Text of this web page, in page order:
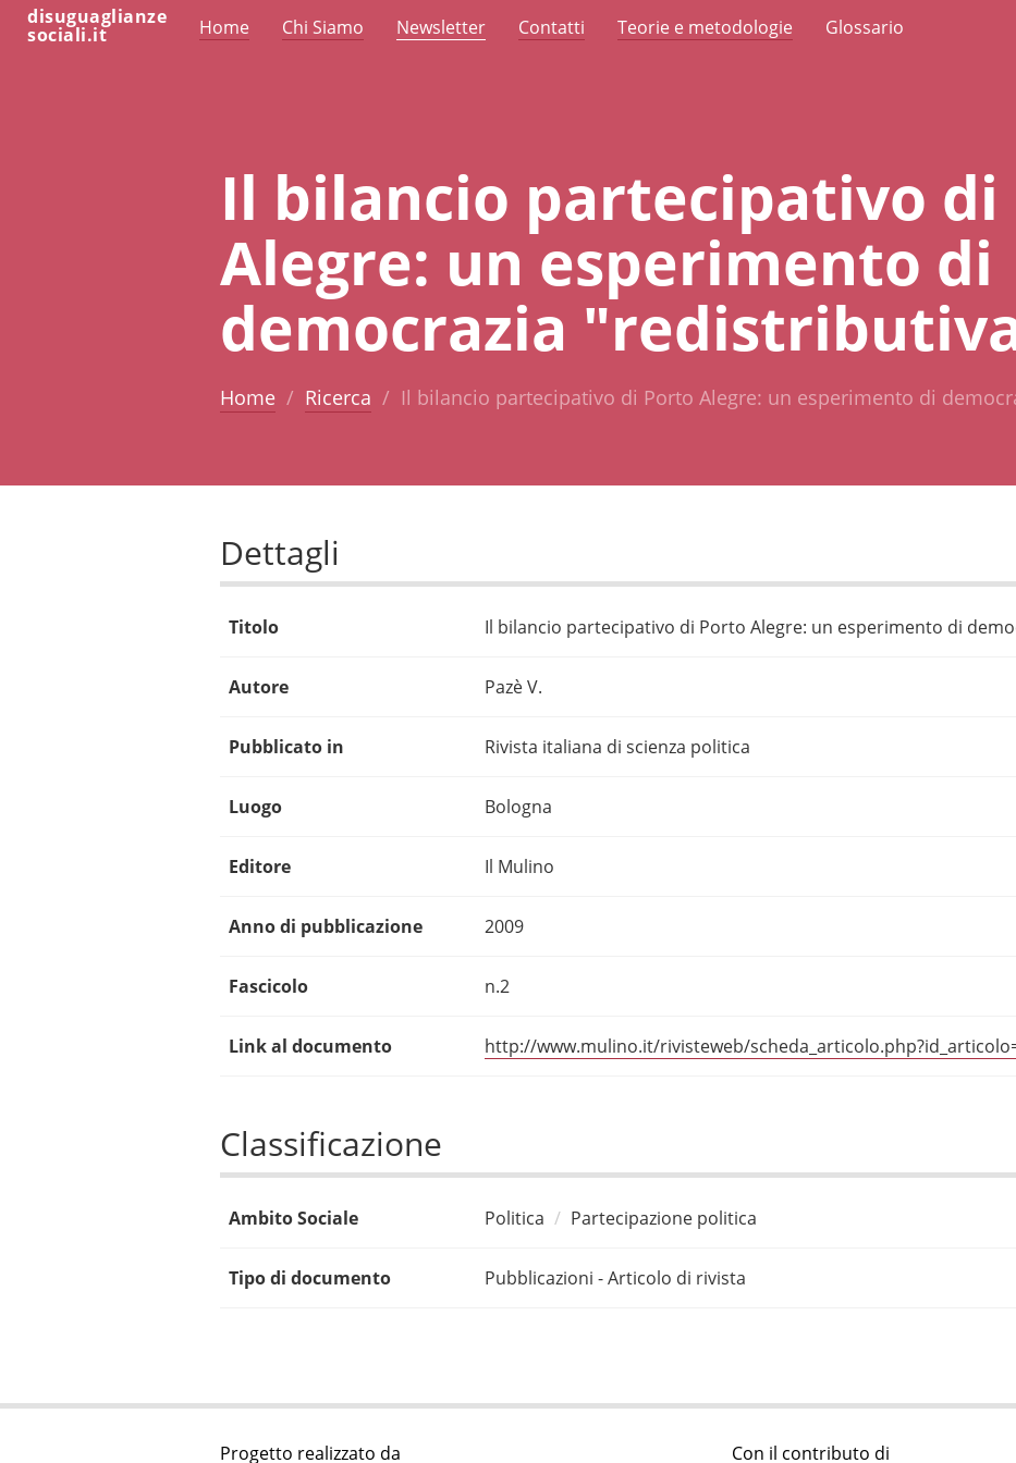
disuguaglianze
sociali.it Home Chi Siamo Newsletter Contatti Teorie e metodologie Glossario
Il bilancio partecipativo di
Alegre: un esperimento di
democrazia
Home Ricerca Il bilancio partecipativo di Porto Alegre: un esperimento di
Dettagli
Titolo Il bilancio partecipativo di Porto Alegre: un esperimento di
Autore Pazè V.
Pubblicato in Rivista italiana di scienza politica
Luogo Bologna
Editore Il Mulino
Anno di pubblicazione 2009
Fascicolo n.2
Link al documento http://www.mulino.it/rivisteweb/
Classificazione
Ambito Sociale Politica Partecipazione politica
Tipo di documento Pubblicazioni - Articolo di rivista
Progetto realizzato da Con il contributo di